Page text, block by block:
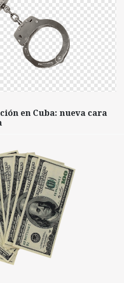
en Cuba: nueva cara